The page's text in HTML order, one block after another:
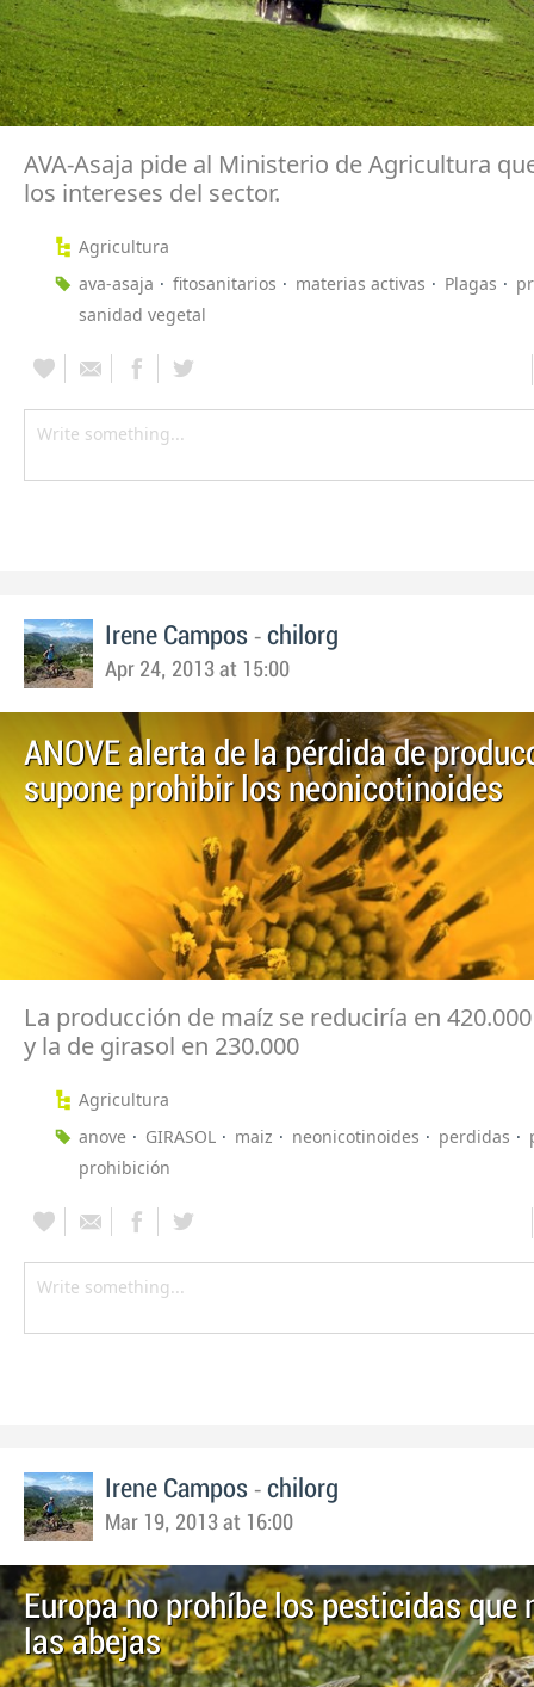
AVA-Asaja pide al Ministerio de Agricultura
los intereses del sector.
Agricultura
ava-asaja
fitosanitarios materias activas Plagas
sanidad vegetal
Irene Campos - chilorg
Apr 24, 2013 at 15:00
ANOVE alerta de la pérdida de
supone prohibir los neonicotinoides
La producción de maíz se reduciría en
y la de girasol en 230.000
Agricultura
anove
GIRASOL maiz neonicotinoides perdidas
prohibición
Irene Campos - chilorg
Mar 19, 2013 at 16:00
Europa no prohíbe los pesticidas que
las abejas